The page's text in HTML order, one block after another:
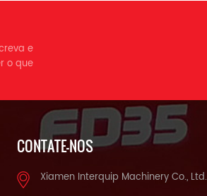
e
o que
CONTATE-NOS
Xiamen Interquip Machinery Co., Ltd.